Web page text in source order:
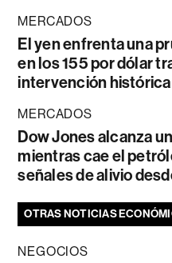
MERCADOS
El yen enfrenta una
en los 155 por dólar
intervención histórica
MERCADOS
Dow Jones alcanza
mientras cae el
señales de alivio
OTRAS NOTICIAS
NEGOCIOS